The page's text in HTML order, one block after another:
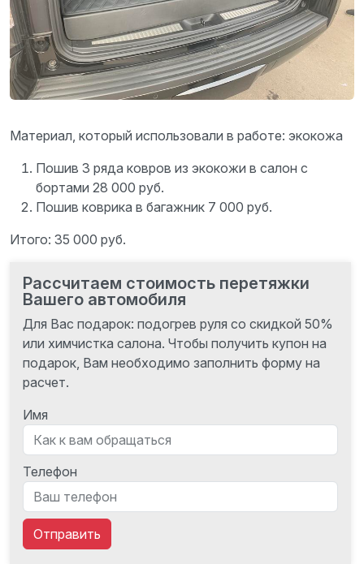
Материал, который использовали в работе: экокожа
Пошив 3 ряда ковров из экокожи в салон с
бортами 28 000 руб.
Пошив коврика в багажник 7 000 руб.
Итого: 35 000 руб.
Рассчитаем стоимость перетяжки
Вашего автомобиля
Для Вас подарок: подогрев руля со скидкой 50%
или химчистка салона. Чтобы получить купон на
подарок, Вам необходимо заполнить форму на
расчет.
Имя
Телефон
Отправить